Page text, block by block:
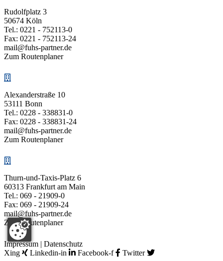
Rudolfplatz 3
50674 Köln
Tel.: 0221 - 752113-0
Fax: 0221 - 752113-24
mail@fuhs-partner.de
Zum Routenplaner
Alexanderstraße 10
53111 Bonn
Tel.: 0228 - 338831-0
Fax: 0228 - 338831-24
mail@fuhs-partner.de
Zum Routenplaner
Thurn-und-Taxis-Platz 6
60313 Frankfurt am Main
Tel.: 069 - 21909-0
Fax: 069 - 21909-24
mail@fuhs-partner.de
Zum Routenplaner
Impressum | Datenschutz
Xing
Linkedin-in Facebook-f Twitter